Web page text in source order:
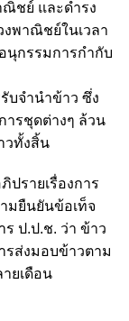
ณิชย์ และดำรง
พาณิชย์ในเวลา
นุกรรมการกำกับ
บจำนำข้าว ซึ่ง
ารชุดต่างๆ ล้วน
วทั้งสิ้น
ปรายเรื่องการ
มยืนยันข้อเท็จ
ป.ป.ช. ว่า ข้าว
ส่งมอบข้าวตาม
ยเดือน